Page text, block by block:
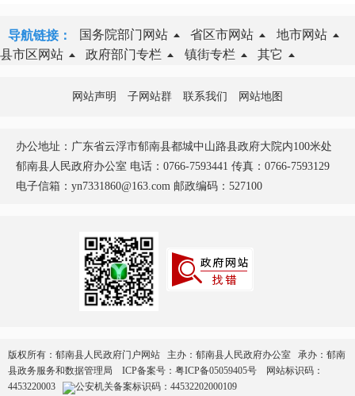
导航链接： 国务院部门网站 省区市网站
地市网站
县市区网站
政府部门专栏 镇街专栏 其它
网站声明 子网站群 联系我们 网站地图
办公地址：广东省云浮市郁南县都城中山路县政府大院内100米处
郁南县人民政府办公室 电话：0766-7593441 传真：0766-7593129
电子信箱：yn7331860@163.com 邮政编码：527100
版权所有：郁南县人民政府门户网站 主办：郁南县人民政府办公室 承办：郁南
县政务服务和数据管理局 ICP备案号： 粤ICP备05059405号
网站标识码：
4453220003
公安机关备案标识码：44532202000109